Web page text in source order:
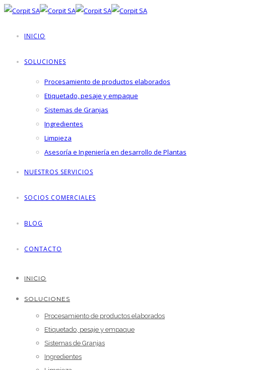
INICIO
SOLUCIONES
Procesamiento de productos elaborados
Etiquetado, pesaje y empaque
Sistemas de Granjas
Ingredientes
Limpieza
Asesoría e Ingeniería en desarrollo de Plantas
NUESTROS SERVICIOS
SOCIOS COMERCIALES
BLOG
CONTACTO
INICIO
SOLUCIONES
Procesamiento de productos elaborados
Etiquetado, pesaje y empaque
Sistemas de Granjas
Ingredientes